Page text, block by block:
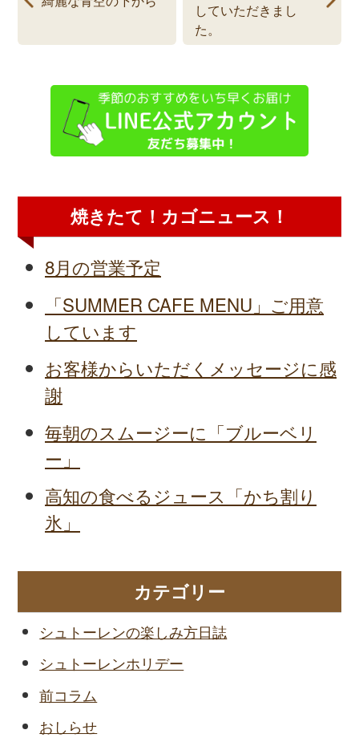
していただきまし
た。
焼きたて！カゴニュース！
8月の営業予定
「SUMMER CAFE MENU」ご用意
しています
お客様からいただくメッセージに感
謝
毎朝のスムージーに「ブルーベリ
ー」
高知の食べるジュース「かち割り
氷」
カテゴリー
シュトーレンの楽しみ方日誌
シュトーレンホリデー
前コラム
おしらせ